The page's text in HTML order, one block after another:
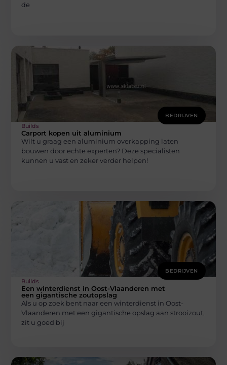
de
BEDRIJVEN
Builds
Carport kopen uit aluminium
Wilt u graag een aluminium overkapping laten
bouwen door echte experten? Deze specialisten
kunnen u vast en zeker verder helpen!
BEDRIJVEN
Builds
Een winterdienst in Oost-Vlaanderen met
een gigantische zoutopslag
Als u op zoek bent naar een winterdienst in Oost-
Vlaanderen met een gigantische opslag aan strooizout,
zit u goed bij